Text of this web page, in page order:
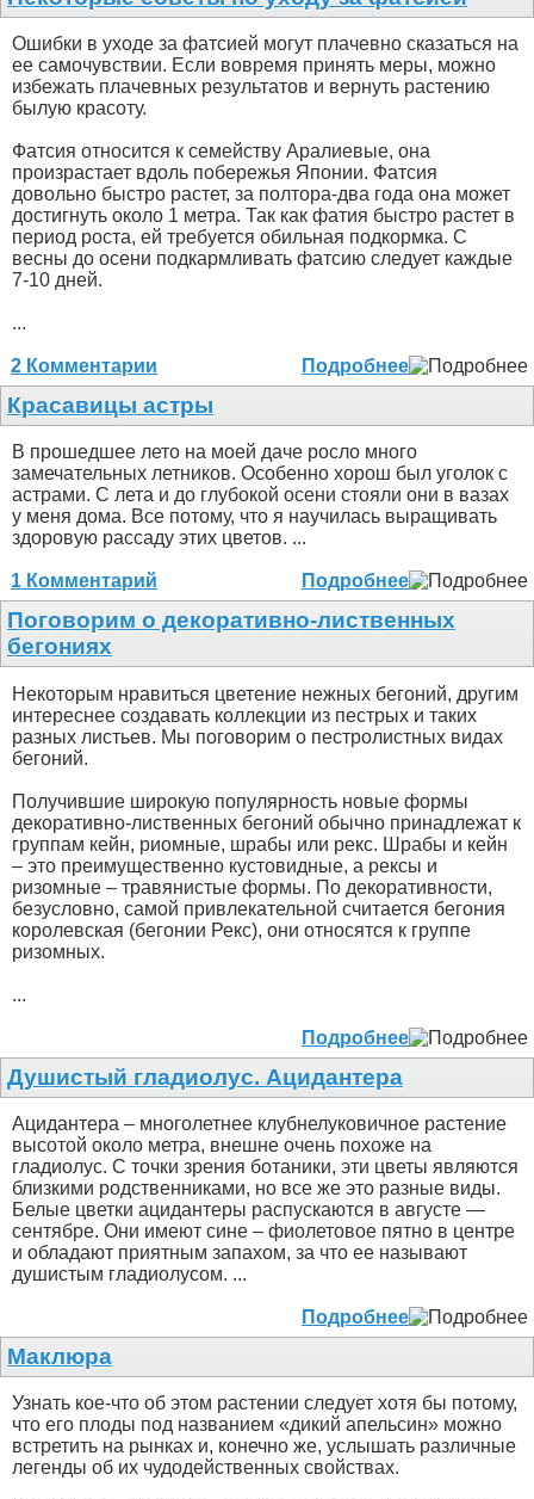
Ошибки в уходе за фатсией могут плачевно сказаться на
ее самочувствии. Если вовремя принять меры, можно
избежать плачевных результатов и вернуть растению
былую красоту.
Фатсия относится к семейству Аралиевые, она
произрастает вдоль побережья Японии. Фатсия
довольно быстро растет, за полтора-два года она может
достигнуть около 1 метра. Так как фатия быстро растет в
период роста, ей требуется обильная подкормка. С
весны до осени подкармливать фатсию следует каждые
7-10 дней.
...
2 Комментарии Подробнее
Красавицы астры
В прошедшее лето на моей даче росло много
замечательных летников. Особенно хорош был уголок с
астрами. С лета и до глубокой осени стояли они в вазах
у меня дома. Все потому, что я научилась выращивать
здоровую рассаду этих цветов. ...
1 Комментарий Подробнее
Поговорим о декоративно-лиственных
бегониях
Некоторым нравиться цветение нежных бегоний, другим
интереснее создавать коллекции из пестрых и таких
разных листьев. Мы поговорим о пестролистных видах
бегоний.
Получившие широкую популярность новые формы
декоративно-лиственных бегоний обычно принадлежат к
группам кейн, риомные, шрабы или рекс. Шрабы и кейн
– это преимущественно кустовидные, а рексы и
ризомные – травянистые формы. По декоративности,
безусловно, самой привлекательной считается бегония
королевская (бегонии Рекс), они относятся к группе
ризомных.
...
Подробнее
Душистый гладиолус. Ацидантера
Ацидантера – многолетнее клубнелуковичное растение
высотой около метра, внешне очень похоже на
гладиолус. С точки зрения ботаники, эти цветы являются
близкими родственниками, но все же это разные виды.
Белые цветки ацидантеры распускаются в августе —
сентябре. Они имеют сине – фиолетовое пятно в центре
и обладают приятным запахом, за что ее называют
душистым гладиолусом. ...
Подробнее
Маклюра
Узнать кое-что об этом растении следует хотя бы потому,
что его плоды под названием «дикий апельсин» можно
встретить на рынках и, конечно же, услышать различные
легенды об их чудодейственных свойствах.